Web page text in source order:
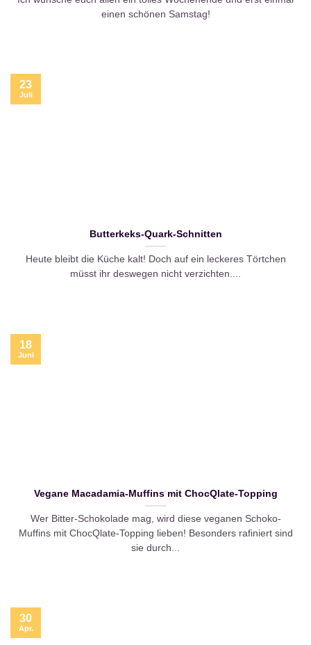
einen schönen Samstag!
Butterkeks-Quark-Schnitten
Heute bleibt die Küche kalt! Doch auf ein leckeres Törtchen
müsst ihr deswegen nicht verzichten....
23
Juli
Vegane Macadamia-Muffins mit ChocQlate-Topping
Wer Bitter-Schokolade mag, wird diese veganen Schoko-
Muffins mit ChocQlate-Topping lieben! Besonders rafiniert sind
sie durch...
18
Juni
30
Apr.